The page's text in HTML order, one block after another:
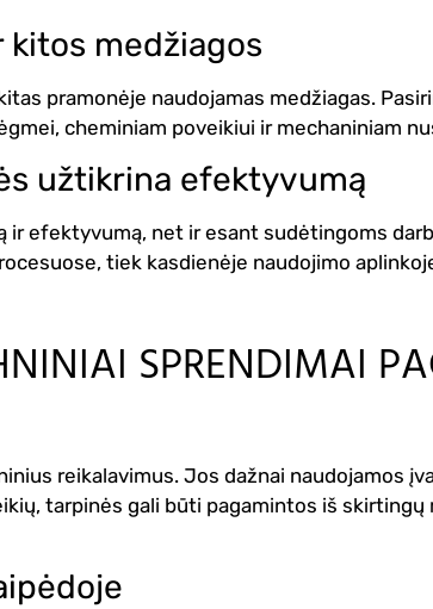
medžiagos
pramonėje naudojamas medžiagas.
cheminiam poveikiui ir mechaniniam
užtikrina efektyvumą
ir efektyvumą, net ir esant sudėtingoms
tiek kasdienėje naudojimo
SPRENDIMAI
reikalavimus. Jos dažnai naudojamos
tarpinės gali būti pagamintos iš skirtingų